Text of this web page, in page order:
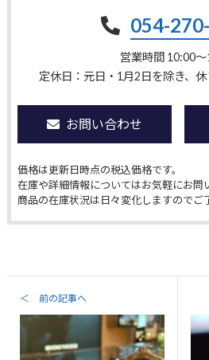
054-
営業時間 10:00
定休日：元日・1月2日を除き、休
お問い合わせ
価格は更新日時点の税込価格です。
在庫や詳細情報についてはお気軽にお問
商品の在庫状況は日々変化しますのでご
＜ 前の記事へ